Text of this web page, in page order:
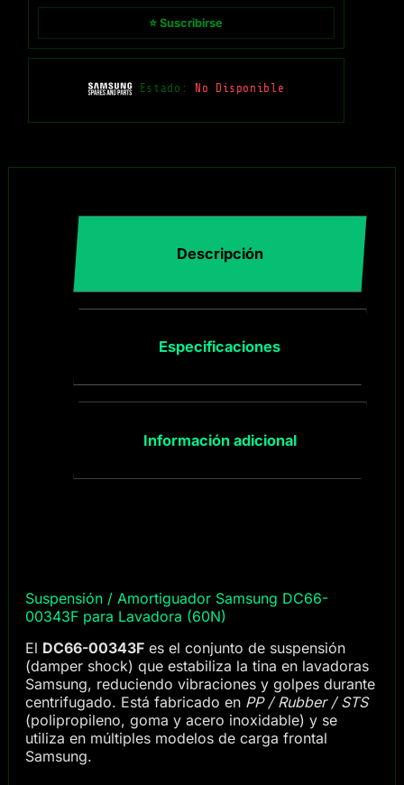
⭐ Suscribirse
Estado: No Disponible
Descripción
Especificaciones
Información adicional
Suspensión / Amortiguador Samsung DC66-
00343F para Lavadora (60N)
El DC66-00343Fes el conjunto de suspensión
(damper shock) que estabiliza la tina en lavadoras
Samsung, reduciendo vibraciones y golpes durante
centrifugado. Está fabricado en PP / Rubber / STS
(polipropileno, goma y acero inoxidable) y se
utiliza en múltiples modelos de carga frontal
Samsung.